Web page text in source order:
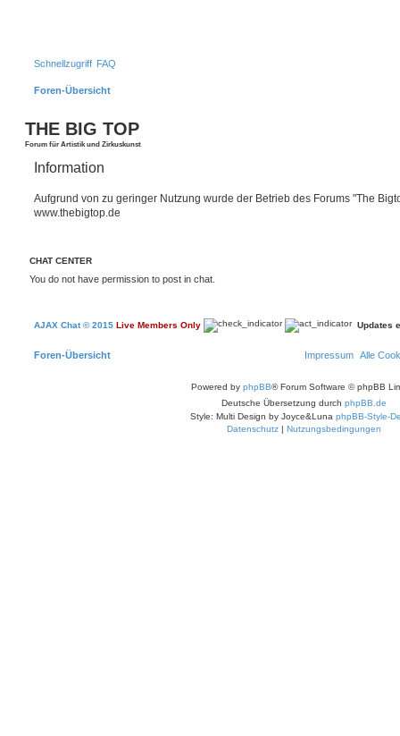
Schnellzugriff FAQ
Foren-Übersicht
THE BIG TOP
Forum für Artistik und Zirkuskunst
Information
Aufgrund von zu geringer Nutzung wurde der Betrieb des Forums "The
www.thebigtop.de
CHAT CENTER
You do not have permission to post in chat.
AJAX Chat © 2015 Live Members Only Updates
Foren-Übersicht Alle
Impressum
Powered by phpBB® Forum Software © phpBB
Deutsche Übersetzung durch phpBB.de
Style: Multi Design by Joyce&Luna phpBB-Style-
Datenschutz | Nutzungsbedingungen